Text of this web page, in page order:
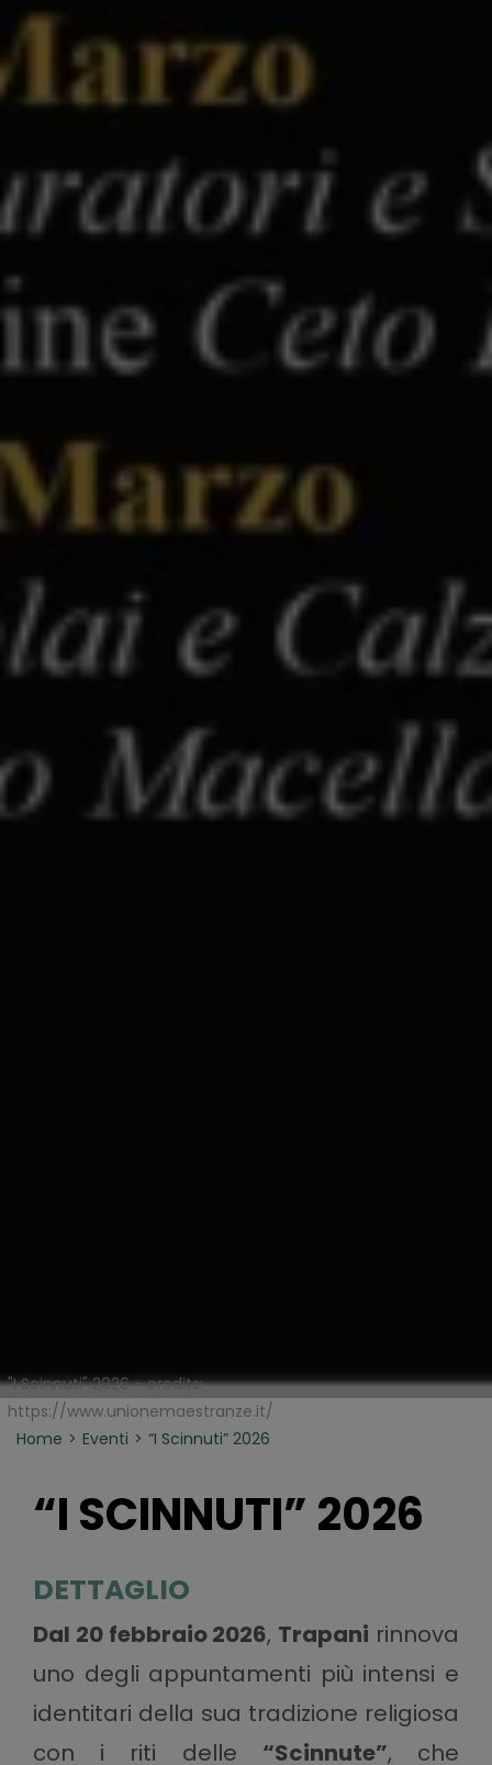
"I Scinnuti" 2026 - credits:
https://www.unionemaestranze.it/
Home
Eventi “I Scinnuti” 2026
“I SCINNUTI” 2026
DETTAGLIO
Dal 20 febbraio 2026, Trapani rinnova
uno degli appuntamenti più intensi e
identitari della sua tradizione religiosa
con i riti delle “Scinnute”, che